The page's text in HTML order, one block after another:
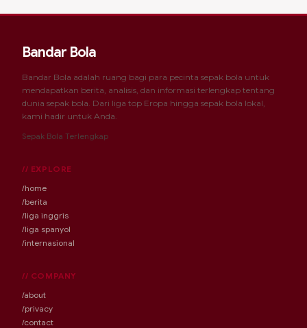
Bandar Bola
Bandar Bola adalah ruang bagi para pecinta sepak bola untuk
mendapatkan berita, analisis, dan informasi terlengkap tentang
dunia sepak bola. Dari liga top Eropa hingga sepak bola lokal,
kami hadir untuk Anda.
Sepak Bola Terlengkap
// EXPLORE
/home
/berita
/liga inggris
/liga spanyol
/internasional
// COMPANY
/about
/privacy
/contact